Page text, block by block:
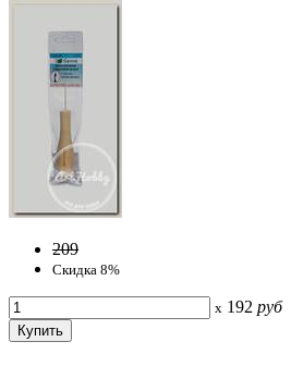
209
Скидка 8%
x 192 руб